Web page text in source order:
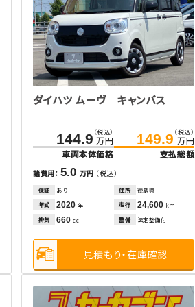
ダイハツ ムーヴ キャンバス
144.9 （税込）
万円
車両本体価格
149.9 （税込）
万円
支払総額
諸費用： 5.0 万円 （税込）
保証 あり 住所
徳島県
年式
2020年 走行 24,600 km
排気
660cc 整備 法定整備付
見積もり・在庫確認